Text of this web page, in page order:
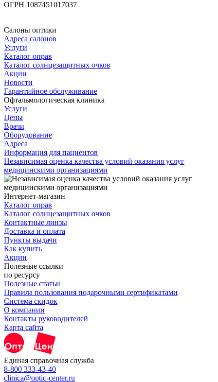
ОГРН 1087451017037
Салоны оптики
Адреса салонов
Услуги
Каталог оправ
Каталог солнцезащитных очков
Акции
Новости
Гарантийное обслуживание
Офтальмологическая клиника
Услуги
Цены
Врачи
Оборудование
Адреса
Информация для пациентов
Независимая оценка качества условий оказания услуг
медицинскими организациями
Интернет-магазин
Каталог оправ
Каталог солнцезащитных очков
Контактные линзы
Доставка и оплата
Пункты выдачи
Как купить
Акции
Полезные ссылки
по ресурсу
Полезные статьи
Правила пользования подарочными сертификатами
Система скидок
О компании
Контакты руководителей
Карта сайта
Единая справочная служба
8-800 333-43-40
clinica@optic-center.ru